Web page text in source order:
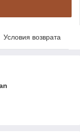
Условия возврата